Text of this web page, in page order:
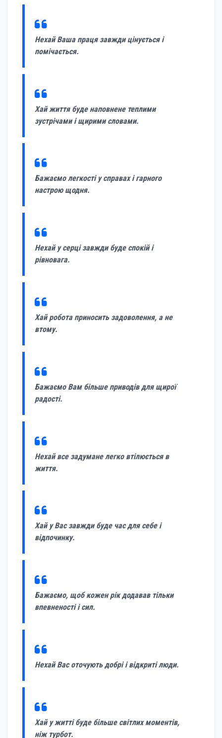
Нехай Ваша праця завжди цінується і
помічається.
Хай життя буде наповнене теплими
зустрічами і щирими словами.
Бажаємо легкості у справах і гарного
настрою щодня.
Нехай у серці завжди буде спокій і
рівновага.
Хай робота приносить задоволення, а не
втому.
Бажаємо Вам більше приводів для щирої
радості.
Нехай все задумане легко втілюється в
життя.
Хай у Вас завжди буде час для себе і
відпочинку.
Бажаємо, щоб кожен рік додавав тільки
впевненості і сил.
Нехай Вас оточують добрі і відкриті люди.
Хай у житті буде більше світлих моментів,
ніж турбот.